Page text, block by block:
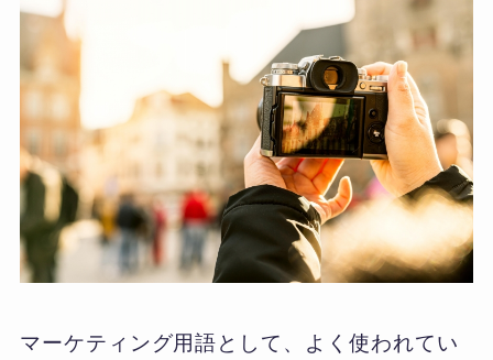
マーケティング用語として、よく使われてい